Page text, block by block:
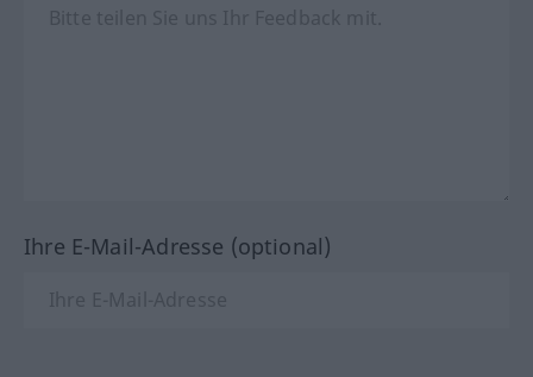
Ihre E-Mail-Adresse (optional)